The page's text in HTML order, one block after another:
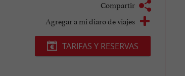
Compartir
Agregar a mi diaro de viajes
TARIFAS Y RESERVAS